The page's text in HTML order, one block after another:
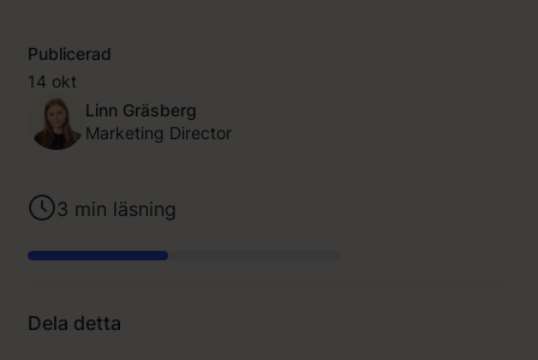
Linn Gräsberg
Marketing Director
Publicerad
14 okt
3 min läsning
Dela detta